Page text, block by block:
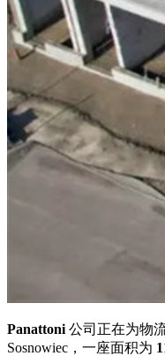
Panattoni 公司正在为物
Sosnowiec，一座面积为